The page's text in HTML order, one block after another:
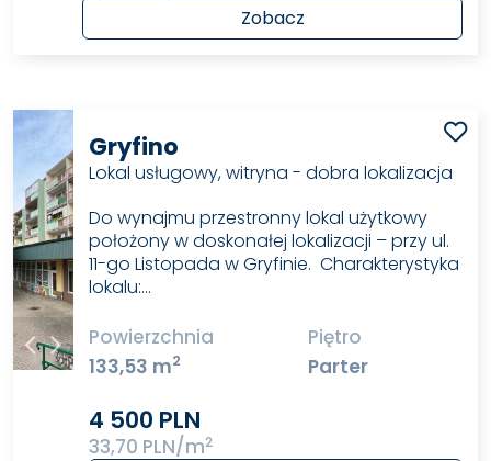
Zobacz
Gryfino
Lokal usługowy, witryna - dobra lokalizacja
Do wynajmu przestronny lokal użytkowy
położony w doskonałej lokalizacji – przy ul.
11-go Listopada w Gryfinie. Charakterystyka
lokalu:…
Powierzchnia
133,53 m2
Piętro
Parter
4 500 PLN
33,70 PLN/m2